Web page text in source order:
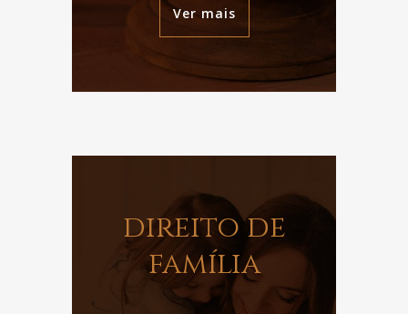
Ver mais
direito de
família